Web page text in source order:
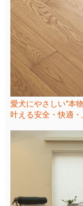
愛犬にやさしい“本
叶える安全・快適